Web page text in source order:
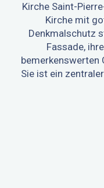
Kirche Saint-
Kirche mit
Denkmalschutz
Fassade,
bemerkenswerten
Sie ist ein